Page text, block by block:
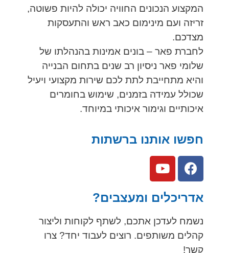
המקצוע הנכונים החוויה יכולה להיות פשוטה,
זריזה ועם מינימום כאב ראש והתעסקות
מצדכם.
לחברת פאר – בונים אמינות בהנהלתו של
שלומי פאר ניסיון רב שנים בתחום הבנייה
והיא מתחייבת לתת לכם שירות מקצועי ויעיל
שכולל עמידה בזמנים, שימוש בחומרים
איכותיים וגימור איכותי במיוחד.
חפשו אותנו ברשתות
אדריכלים ומעצבים?
נשמח לעדכן אתכם, לשתף לקוחות וליצור
קהלים משותפים. רוצים לעבוד יחד? צרו
קשר!